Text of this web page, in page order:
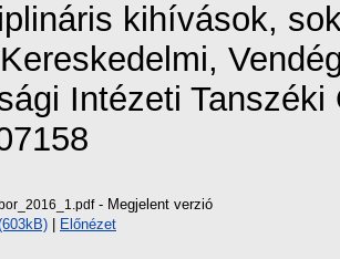
kihívások,
Intézeti
- Megjelent verzió
| Előnézet